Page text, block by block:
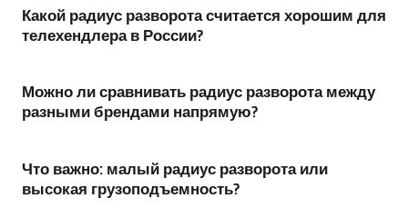
Какой радиус разворота считается хорошим для
телехендлера в России?
Можно ли сравнивать радиус разворота между
разными брендами напрямую?
Что важно: малый радиус разворота или
высокая грузоподъемность?